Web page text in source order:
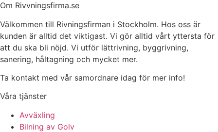
Om Rivvningsfirma.se
Välkommen till Rivningsfirman i Stockholm. Hos oss är
kunden är alltid det viktigast. Vi gör alltid vårt yttersta för
att du ska bli nöjd. Vi utför lättrivning, byggrivning,
sanering, håltagning och mycket mer.
Ta kontakt med vår samordnare idag för mer info!
Våra tjänster
Avväxling
Bilning av Golv